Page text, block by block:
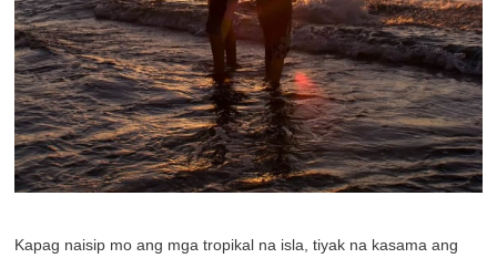
Kapag naisip mo ang mga tropikal na isla, tiyak na kasama ang